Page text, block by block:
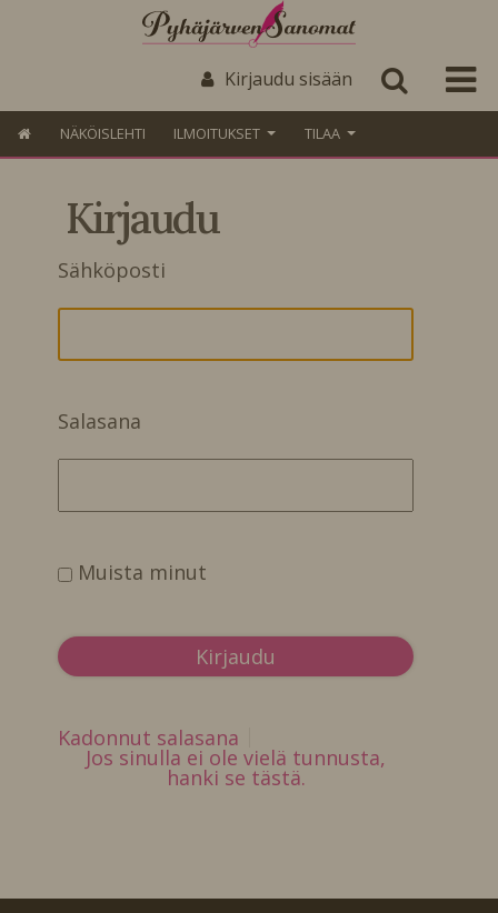
Kirjaudu sisään
NÄKÖISLEHTI ILMOITUKSET TILAA
Kirjaudu
Sähköposti
Salasana
Muista minut
Kadonnut salasana
Jos sinulla ei ole vielä tunnusta,
hanki se tästä.